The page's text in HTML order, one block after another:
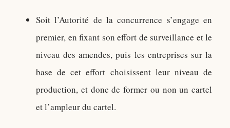
Soit l’Autorité de la concurrence s’engage en
premier, en fixant son effort de surveillance et le
niveau des amendes, puis les entreprises sur la
base de cet effort choisissent leur niveau de
production, et donc de former ou non un cartel
et l’ampleur du cartel.